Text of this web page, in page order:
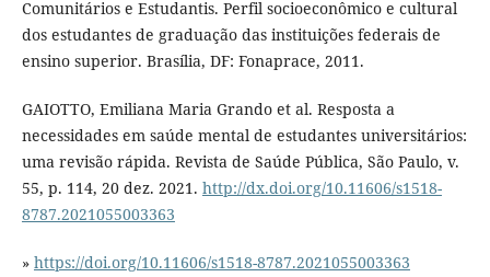
Comunitários e Estudantis. Perfil socioeconômico e cultural
dos estudantes de graduação das instituições federais de
ensino superior. Brasília, DF: Fonaprace, 2011.
GAIOTTO, Emiliana Maria Grando et al. Resposta a
necessidades em saúde mental de estudantes universitários:
uma revisão rápida. Revista de Saúde Pública, São Paulo, v.
55, p. 114, 20 dez. 2021. http://dx.doi.org/10.11606/s1518-
8787.2021055003363
» https://doi.org/10.11606/s1518-8787.2021055003363